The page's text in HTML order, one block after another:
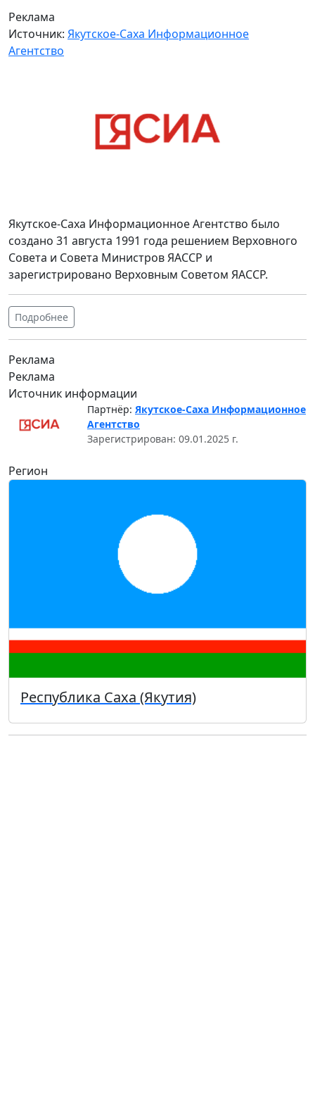
Реклама
Источник: Якутское-Саха Информационное
Агентство
Якутское-Саха Информационное Агентство было
создано 31 августа 1991 года решением Верховного
Совета и Совета Министров ЯАССР и
зарегистрировано Верховным Советом ЯАССР.
Подробнее
Реклама
Реклама
Источник информации
Партнёр: Якутское-Саха Информационное
Агентство
Зарегистрирован: 09.01.2025 г.
Регион
Республика Саха (Якутия)